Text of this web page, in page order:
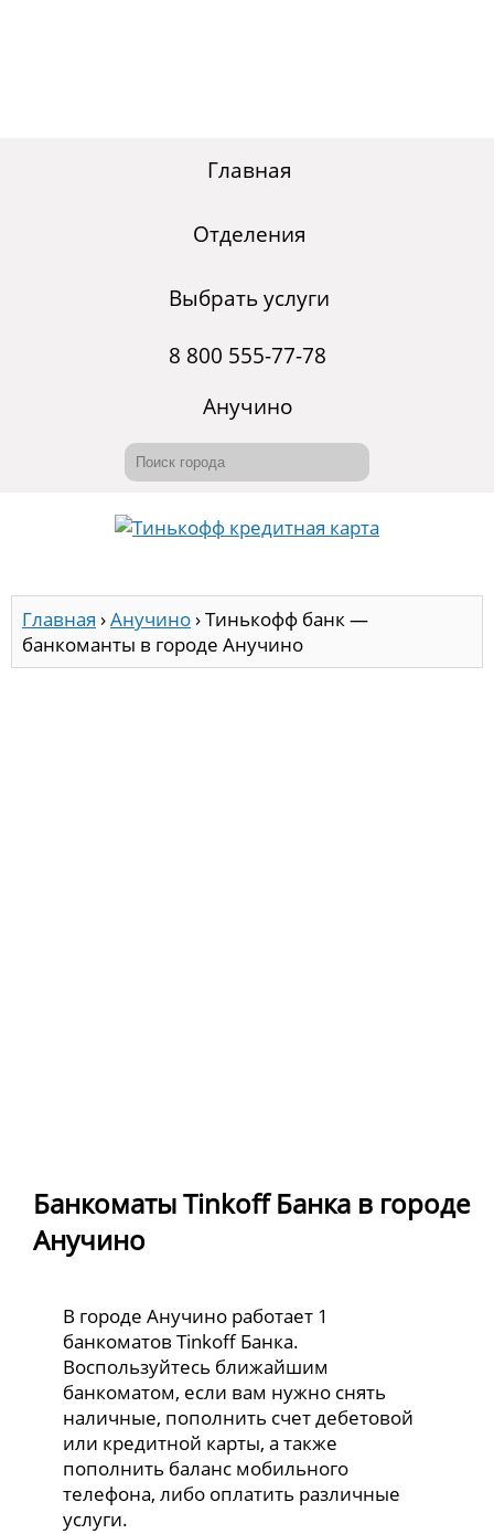
Главная
Отделения
Выбрать услуги
8 800 555-77-78
Анучино
Главная ›Анучино›Тинькофф банк —
банкоманты в городе Анучино
Банкоматы Tinkoff Банка в городе
Анучино
В городе Анучино работает 1
банкоматов Tinkoff Банка.
Воспользуйтесь ближайшим
банкоматом, если вам нужно снять
наличные, пополнить счет дебетовой
или кредитной карты, а также
пополнить баланс мобильного
телефона, либо оплатить различные
услуги.